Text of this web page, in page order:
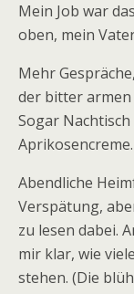
Mein Job war
oben, mein
Mehr
der bitter armen
Sogar
Aprikosencreme.
Abendliche
Verspätung,
zu lesen dabei.
mir klar, wie
stehen. (Die